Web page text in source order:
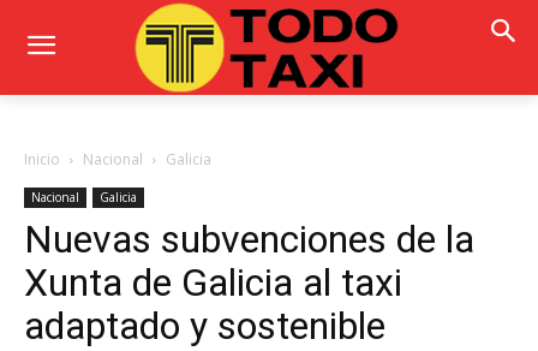
Inicio Nacional Galicia
Nacional Galicia
Nuevas subvenciones de la
Xunta de Galicia al taxi
adaptado y sostenible